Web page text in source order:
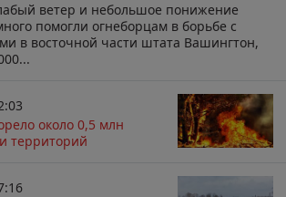
ветер и небольшое понижение
помогли огнеборцам в борьбе с
в восточной части штата Вашингтон,
около 0,5 млн
территорий